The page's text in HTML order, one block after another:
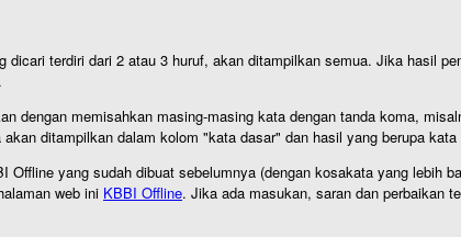
terdiri dari 2 atau 3 huruf, akan ditampilkan semua. Jika hasil
dengan memisahkan masing-masing kata dengan tanda koma,
ditampilkan dalam kolom "kata dasar" dan hasil yang berupa
Offline yang sudah dibuat sebelumnya (dengan kosakata yang lebih
web ini KBBI Offline. Jika ada masukan, saran dan perbaikan